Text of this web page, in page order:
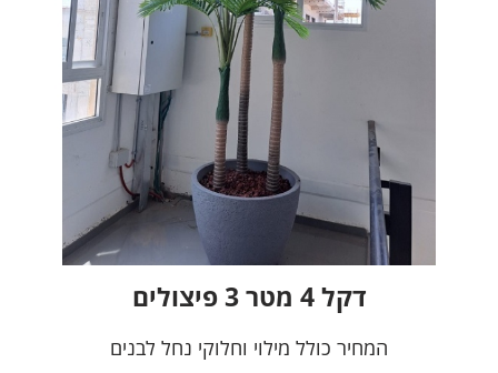
דקל 4 מטר 3 פיצולים
המחיר כולל מילוי וחלוקי נחל לבנים